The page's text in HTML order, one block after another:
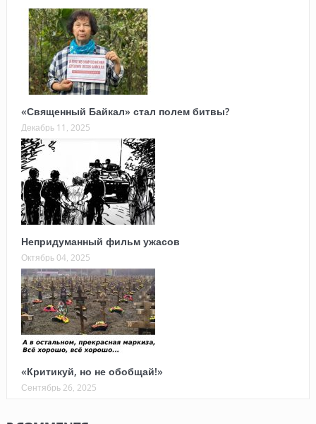
«Священный Байкал» стал полем битвы?
Декабрь 11, 2025
Непридуманный фильм ужасов
Октябрь 04, 2025
«Критикуй, но не обобщай!»
Сентябрь 26, 2025